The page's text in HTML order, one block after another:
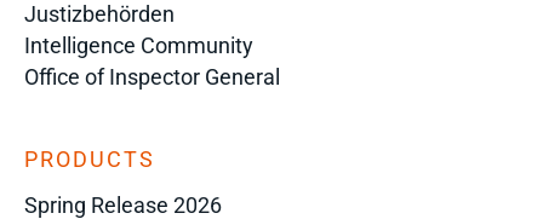
Justizbehörden
Intelligence Community
Office of Inspector General
PRODUCTS
Spring Release 2026